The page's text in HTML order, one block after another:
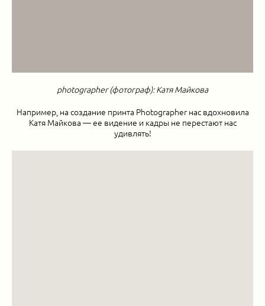
photographer (фотограф): Катя Майкова
Например, на создание принта Photographer нас вдохновила
Катя Майкова — ее видение и кадры не перестают нас
удивлять!